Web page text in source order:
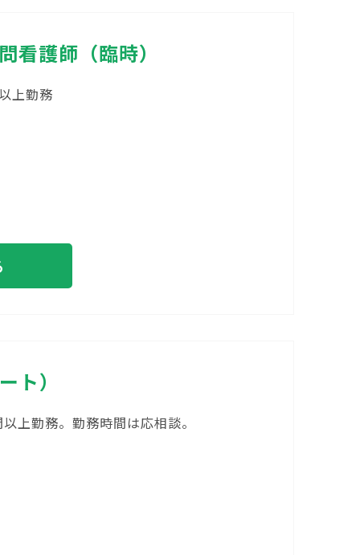
護師（臨時）
上勤務
ト）
上勤務。勤務時間は応相談。